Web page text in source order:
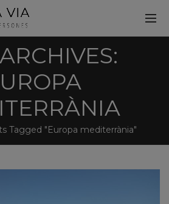
Tagged "Europa mediterrània"